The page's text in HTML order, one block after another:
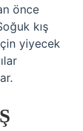
önce
kış
yiyecek